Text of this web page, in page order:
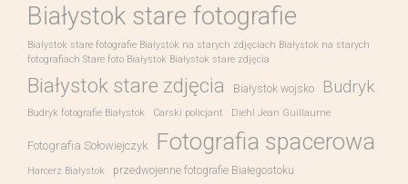
Białystok stare fotografie
Białystok stare fotografie Białystok na starych zdjęciach Białystok na starych
fotografiach Stare foto Białystok Białystok stare zdjęcia
Białystok stare zdjęcia Białystok wojsko Budryk
Budryk fotografie Białystok Carski policjant Diehl Jean Guillaume
Fotografia Sołowiejczyk Fotografia spacerowa
Harcerz Białystok przedwojenne fotografie Białegostoku